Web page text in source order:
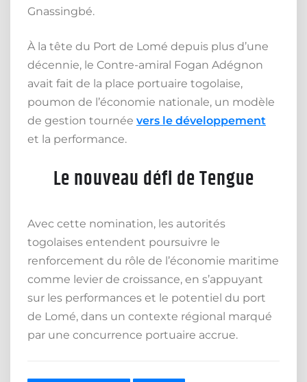
Gnassingbé.
À la tête du Port de Lomé depuis plus d’une
décennie, le Contre-amiral Fogan Adégnon
avait fait de la place portuaire togolaise,
poumon de l’économie nationale, un modèle
de gestion tournée vers le développement
et la performance.
Le nouveau défi de Tengue
Avec cette nomination, les autorités
togolaises entendent poursuivre le
renforcement du rôle de l’économie maritime
comme levier de croissance, en s’appuyant
sur les performances et le potentiel du port
de Lomé, dans un contexte régional marqué
par une concurrence portuaire accrue.